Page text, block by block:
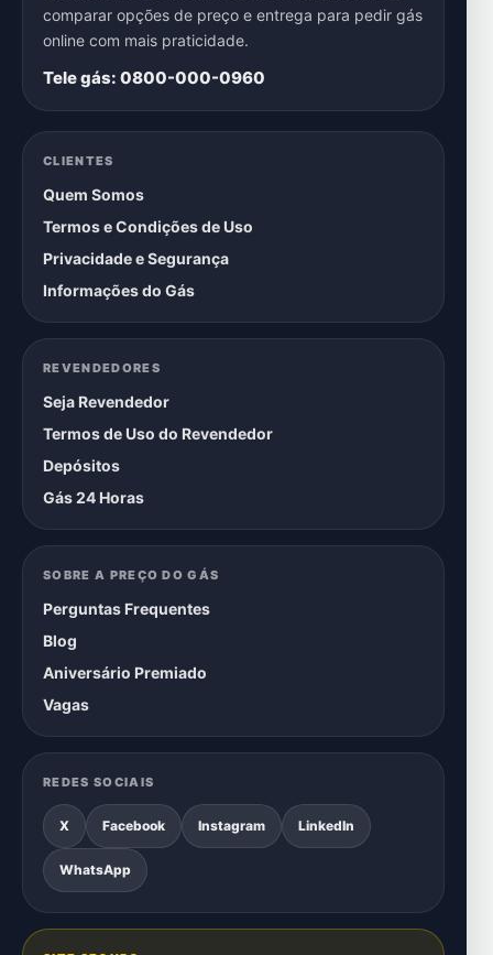
comparar opções de preço e entrega para pedir gás
online com mais praticidade.
Tele gás: 0800-000-0960
CLIENTES
Quem Somos
Termos e Condições de Uso
Privacidade e Segurança
Informações do Gás
REVENDEDORES
Seja Revendedor
Termos de Uso do Revendedor
Depósitos
Gás 24 Horas
SOBRE A PREÇO DO GÁS
Perguntas Frequentes
Blog
Aniversário Premiado
Vagas
REDES SOCIAIS
X Facebook Instagram LinkedIn
WhatsApp